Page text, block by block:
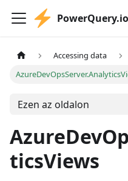
PowerQuery.io
Accessing data
Ezen az oldalon
ticsViews